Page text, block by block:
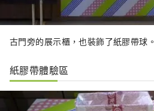
古門旁的展示櫃，也裝飾了紙膠帶球。
紙膠帶體驗區